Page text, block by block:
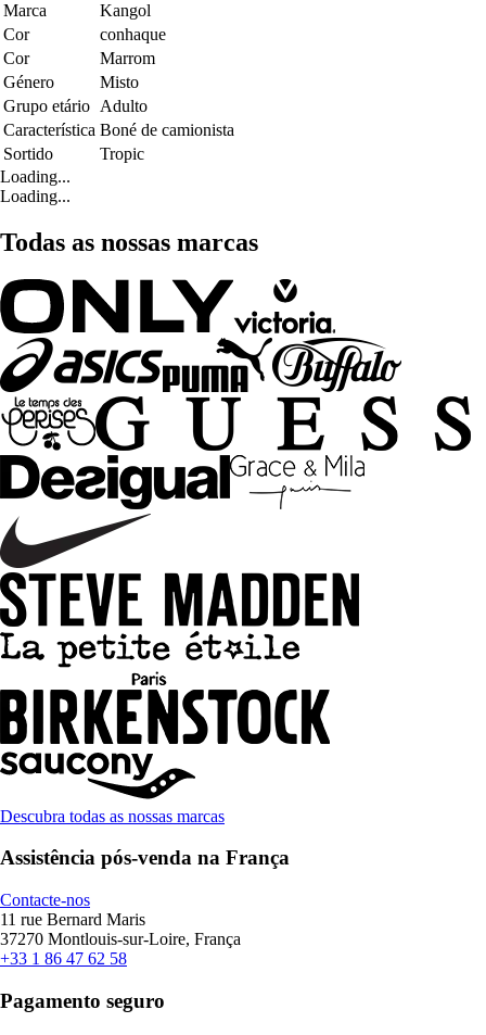
Marca
Kangol
Cor
conhaque
Cor
Marrom
Género
Misto
Grupo etário Adulto
Característica Boné de camionista
Sortido
Tropic
Loading...
Loading...
Todas as nossas marcas
Descubra todas as nossas marcas
Assistência pós-venda na França
Contacte-nos
11 rue Bernard Maris
37270 Montlouis-sur-Loire, França
+33 1 86 47 62 58
Pagamento seguro